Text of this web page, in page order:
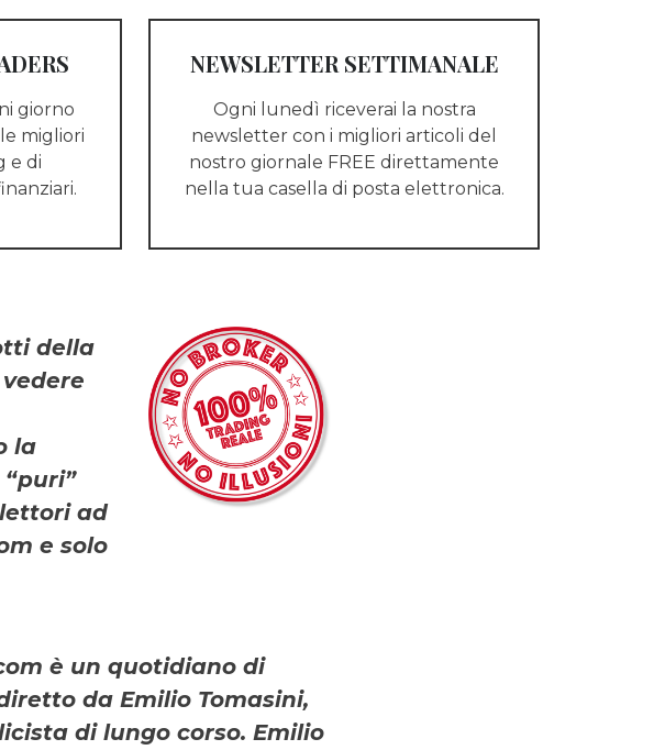
giorno
migliori
e di
NEWSLETTER SETTIMANALE
Ogni lunedì riceverai la nostra
newsletter con i migliori articoli del
nostro giornale FREE direttamente
nella tua casella di posta elettronica.
della
la
ad
e solo
è un quotidiano di
da Emilio Tomasini,
di lungo corso. Emilio